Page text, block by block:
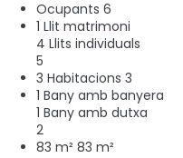
Ocupants 6
1 Llit matrimoni
4 Llits individuals
5
3 Habitacions 3
1 Bany amb banyera
1 Bany amb dutxa
2
83 m² 83 m²